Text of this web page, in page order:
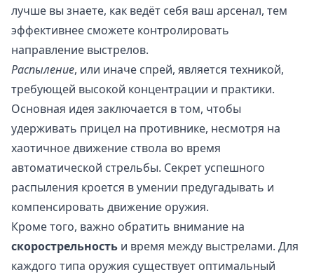
лучше вы знаете, как ведёт себя ваш арсенал, тем
эффективнее сможете контролировать
направление выстрелов.
Распыление, или иначе спрей, является техникой,
требующей высокой концентрации и практики.
Основная идея заключается в том, чтобы
удерживать прицел на противнике, несмотря на
хаотичное движение ствола во время
автоматической стрельбы. Секрет успешного
распыления кроется в умении предугадывать и
компенсировать движение оружия.
Кроме того, важно обратить внимание на
скорострельность и время между выстрелами. Для
каждого типа оружия существует оптимальный